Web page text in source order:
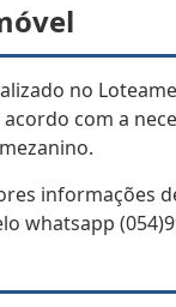
no
com a
informações
whatsapp